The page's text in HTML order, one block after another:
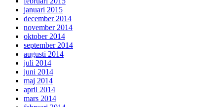
januari 2015
december 2014
november 2014
oktober 2014
september 2014
augusti 2014
juli 2014
juni 2014
maj 2014
april 2014
mars 2014